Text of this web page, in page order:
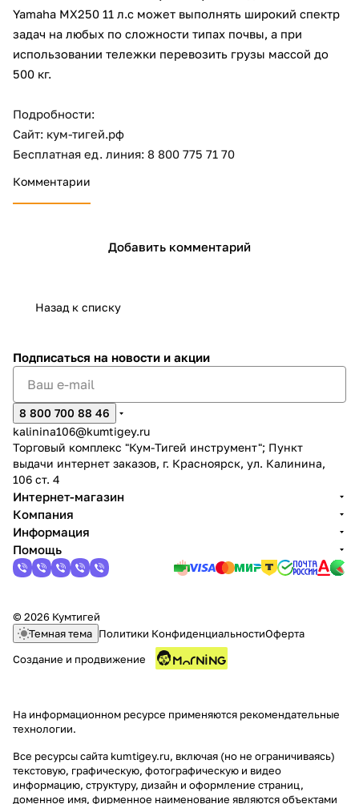
Yamaha MX250 11 л.с может выполнять широкий спектр
задач на любых по сложности типах почвы, а при
использовании тележки перевозить грузы массой до
500 кг.
Подробности:
Сайт: кум-тигей.рф
Бесплатная ед. линия: 8 800 775 71 70
Комментарии
Добавить комментарий
Назад к списку
Подписаться на новости и акции
8 800 700 88 46
kalinina106@kumtigey.ru
Торговый комплекс "Кум-Тигей инструмент"; Пункт
выдачи интернет заказов, г. Красноярск, ул. Калинина,
106 ст. 4
Интернет-магазин
Компания
Информация
Помощь
© 2026 Кумтигей
Темная тема Политики КонфиденциальностиОферта
Создание и продвижение
На информационном ресурсе применяются рекомендательные
технологии.
Все ресурсы сайта kumtigey.ru, включая (но не ограничиваясь)
текстовую, графическую, фотографическую и видео
информацию, структуру, дизайн и оформление страниц,
доменное имя, фирменное наименование являются объектами